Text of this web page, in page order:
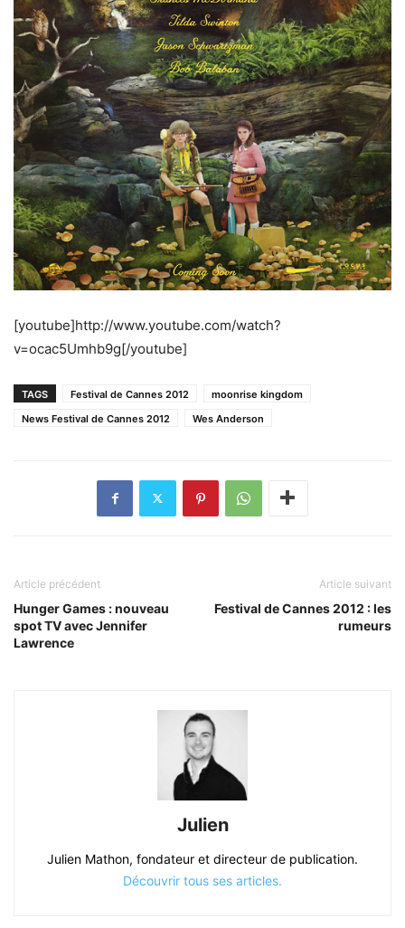
[youtube]http://www.youtube.com/watch?
v=ocac5Umhb9g[/youtube]
TAGS Festival de Cannes 2012
moonrise kingdom
News Festival de Cannes 2012
Wes Anderson
Article précédent
Hunger Games : nouveau
spot TV avec Jennifer
Lawrence
Article suivant
Festival de Cannes 2012 : les
rumeurs
Julien
Julien Mathon, fondateur et directeur de publication.
Découvrir tous ses articles.